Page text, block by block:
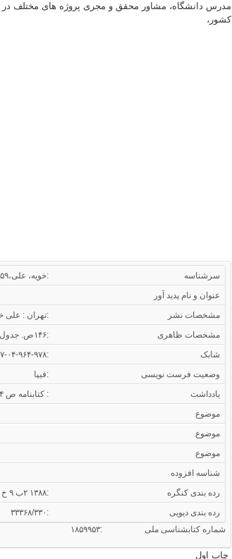
مدرس دانشگاه، مشاور محقق و مجری پروژه های مختلف
کشور،
سرشناسه
:خویه، علی،۱۳۵۹- گردآورنده ، مترجم
عنوان و نام پدید آور
مشخصات نشر
:تهران : علی خویه
مشخصات ظاهری
:۱۴۶ص. جدول
شابک
:۷-۴۱۰۷-۰۴-۹۶۴-۹۷۸
وضعیت فرست نویسی
:فیپا
یادداشت
: کتابنامه ص ۱۴۴-۱۴۶
موضوع
موضوع
موضوع
شناسه افزوده
رده بندی کنگره
:۱۳۸۸ ۲ب ۹ خ / ۱۳۷۵ HD
رده بندی دیویی
:۳۳۳۶۸/۳۳۰
شماره کتابشناسی ملی :۱۸۵۹۹۵۳
چاپ اول